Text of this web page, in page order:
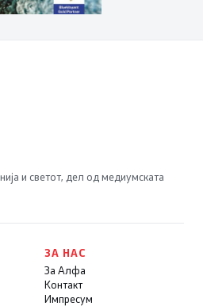
и светот, дел од медиумската
ЗА НАС
За Алфа
Контакт
Импресум